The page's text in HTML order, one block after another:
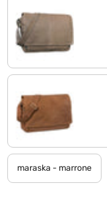
marrone - grigio
modena - marrone
maraska - marrone